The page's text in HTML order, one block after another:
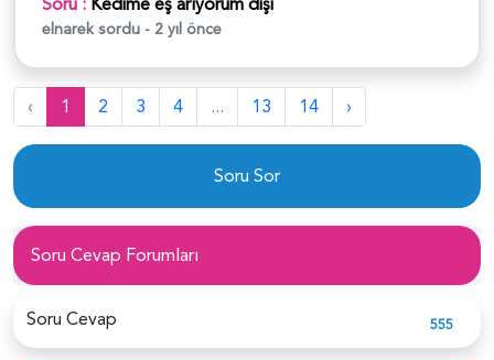
Soru Sor
Soru Cevap Forumları
Soru Cevap 555
elnareksordu - 2 yıl önce
‹ 1 2 3 4 ... 13 14 ›